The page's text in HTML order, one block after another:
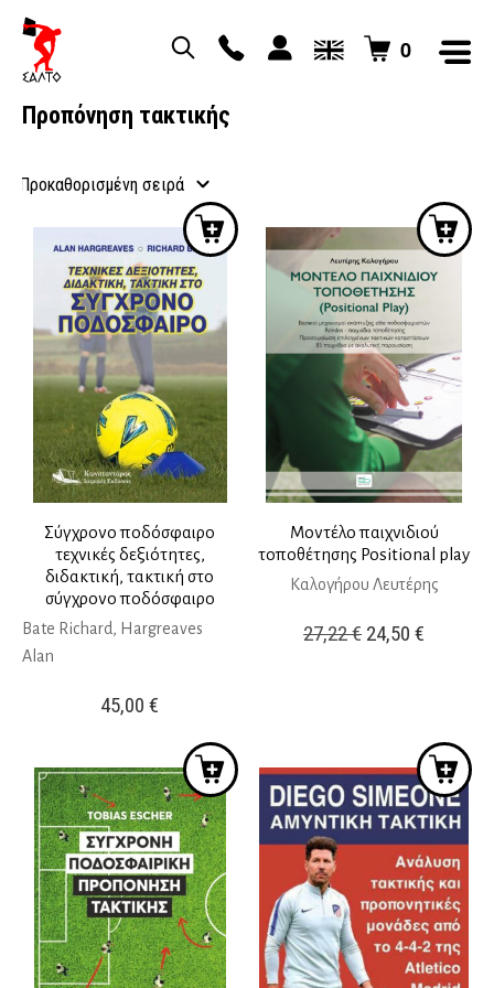
0
Προπόνηση τακτικής
Σύγχρονο ποδόσφαιρο
τεχνικές δεξιότητες,
διδακτική, τακτική στο
σύγχρονο ποδόσφαιρο
Bate Richard, Hargreaves
Alan
45,00€
Μοντέλο παιχνιδιού
τοποθέτησης Positional play
Καλογήρου Λευτέρης
27,22€ Original
24,50€
24,50 €.